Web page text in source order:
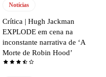
Notícias
Crítica | Hugh Jackman
EXPLODE em cena na
inconstante narrativa de ‘A
Morte de Robin Hood’